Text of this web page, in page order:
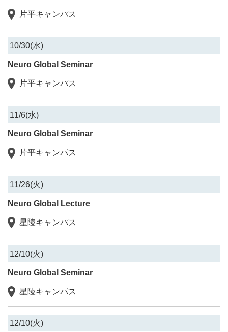
片平キャンパス
10/30(水)
Neuro Global Seminar
片平キャンパス
11/6(水)
Neuro Global Seminar
片平キャンパス
11/26(火)
Neuro Global Lecture
星陵キャンパス
12/10(火)
Neuro Global Seminar
星陵キャンパス
12/10(火)